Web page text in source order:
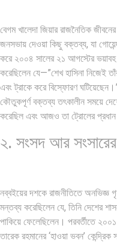
বেগম খালেদা জিয়ার রাজনৈতিক
জনসভায় দেওয়া কিছু বক্তব্য, যা
করে ২০০৪ সালের ২১ আগস্টের ভয়াবহ
করেছিলেন যে—”শেখ হাসিনা নিজেই
এবং ট্রাকে করে বিস্ফোরণ
কৌতুকপূর্ণ বক্তব্য তৎকালীন সময়ে
করেছিল এবং আজও তা ট্রোলের
২. সংসদ আর
নব্বইয়ের দশকে রাজনীতিতে অনভিজ্ঞ
মন্তব্য করেছিলেন যে, তিনি দেশের
পাকিয়ে ফেলেছিলেন। পরবর্তীতে
তারেক রহমানের ‘হাওয়া ভবন’